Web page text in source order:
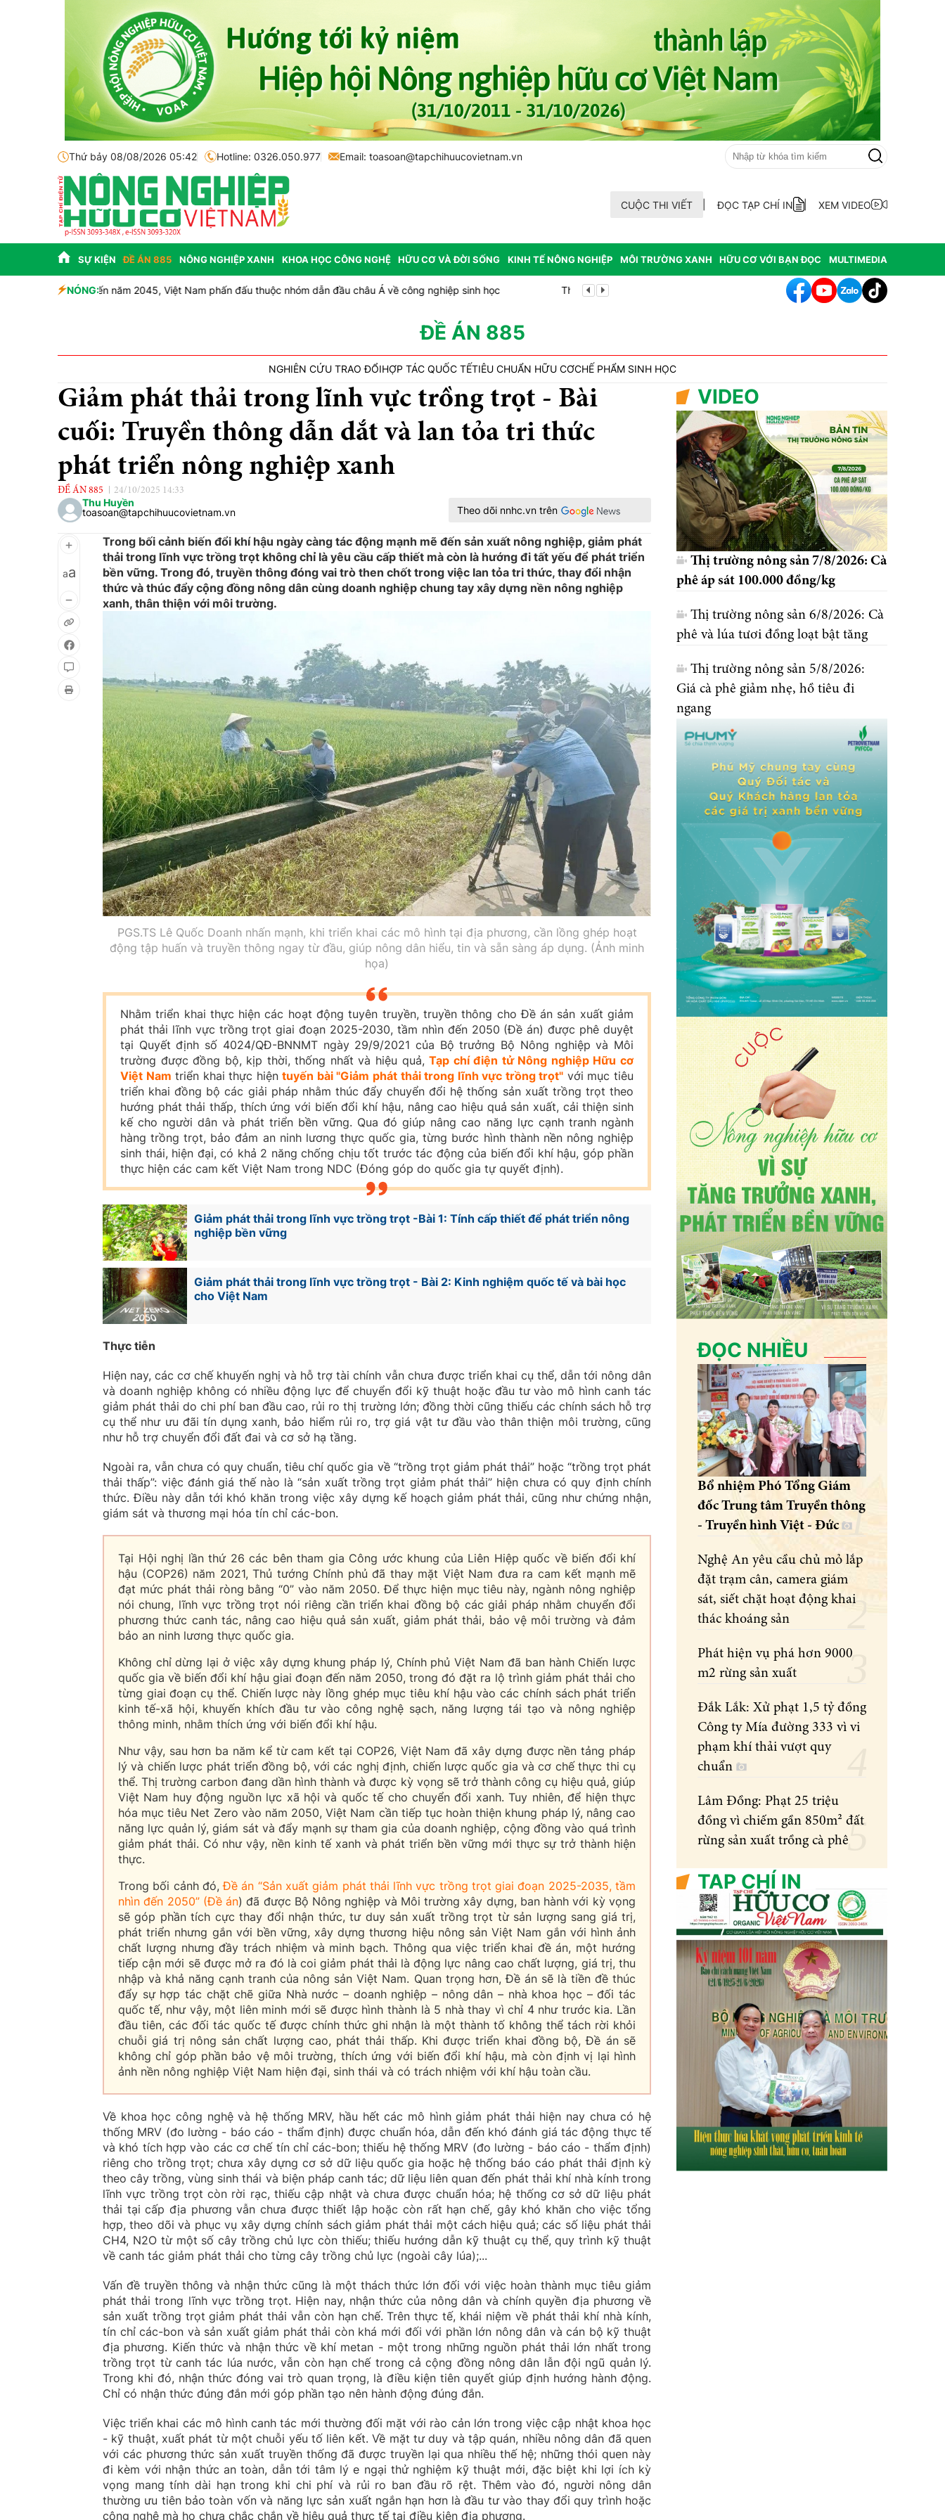
Thứ bảy 08/08/2026 05:42 Hotline: 0326.050.977 Email: toasoan@tapchihuucovietnam.vn
CUỘC THI VIẾT ĐỌC TẠP CHÍ IN XEM VIDEO
SỰ KIỆN ĐỀ ÁN 885 NÔNG NGHIỆP XANH KHOA HỌC CÔNG NGHỆ HỮU CƠ VÀ ĐỜI SỐNG KINH TẾ NÔNG NGHIỆP MÔI TRƯỜNG XANH HỮU CƠ VỚI BẠN ĐỌC MULTIMEDIA
NÓNG:Thông báo mất giấy tờ Lâm Đồng: Không hợp thức hóa diện tích đất vi phạm có nguồn gốc từ phá rừng
ĐỀ ÁN 885
NGHIÊN CỨU TRAO ĐỔIHỢP TÁC QUỐC TẾTIÊU CHUẨN HỮU CƠCHẾ PHẨM SINH HỌC
Giảm phát thải trong lĩnh vực trồng trọt - Bài
cuối: Truyền thông dẫn dắt và lan tỏa tri thức
phát triển nông nghiệp xanh
ĐỀ ÁN 885 24/10/2025 14:33
Thu Huyền
toasoan@tapchihuucovietnam.vn
Theo dõi nnhc.vn trên
aa
Trong bối cảnh biến đổi khí hậu ngày càng tác động mạnh mẽ đến sản xuất nông nghiệp, giảm phát
thải trong lĩnh vực trồng trọt không chỉ là yêu cầu cấp thiết mà còn là hướng đi tất yếu để phát triển
bền vững. Trong đó, truyền thông đóng vai trò then chốt trong việc lan tỏa tri thức, thay đổi nhận
thức và thúc đẩy cộng đồng nông dân cùng doanh nghiệp chung tay xây dựng nền nông nghiệp
xanh, thân thiện với môi trường.
PGS.TS Lê Quốc Doanh nhấn mạnh, khi triển khai các mô hình tại địa phương, cần lồng ghép hoạt
động tập huấn và truyền thông ngay từ đầu, giúp nông dân hiểu, tin và sẵn sàng áp dụng. (Ảnh minh
họa)
Nhằm triển khai thực hiện các hoạt động tuyên truyền, truyền thông cho Đề án sản xuất giảm
phát thải lĩnh vực trồng trọt giai đoạn 2025-2030, tầm nhìn đến 2050 (Đề án) được phê duyệt
tại Quyết định số 4024/QĐ-BNNMT ngày 29/9/2021 của Bộ trưởng Bộ Nông nghiệp và Môi
trường được đồng bộ, kịp thời, thống nhất và hiệu quả,Tạp chí điện tử Nông nghiệp Hữu cơ
Việt Nam triển khai thực hiệntuyến bài "Giảm phát thải trong lĩnh vực trồng trọt" với mục tiêu
triển khai đồng bộ các giải pháp nhằm thúc đẩy chuyển đổi hệ thống sản xuất trồng trọt theo
hướng phát thải thấp, thích ứng với biến đổi khí hậu, nâng cao hiệu quả sản xuất, cải thiện sinh
kế cho người dân và phát triển bền vững. Qua đó giúp nâng cao năng lực cạnh tranh ngành
hàng trồng trọt, bảo đảm an ninh lương thực quốc gia, từng bước hình thành nền nông nghiệp
sinh thái, hiện đại, có khả 2 năng chống chịu tốt trước tác động của biến đổi khí hậu, góp phần
thực hiện các cam kết Việt Nam trong NDC (Đóng góp do quốc gia tự quyết định).
Giảm phát thải trong lĩnh vực trồng trọt -Bài 1: Tính cấp thiết để phát triển nông
nghiệp bền vững
Giảm phát thải trong lĩnh vực trồng trọt - Bài 2: Kinh nghiệm quốc tế và bài học
cho Việt Nam
Thực tiễn
Hiện nay, các cơ chế khuyến nghị và hỗ trợ tài chính vẫn chưa được triển khai cụ thể, dẫn tới nông dân
và doanh nghiệp không có nhiều động lực để chuyển đổi kỹ thuật hoặc đầu tư vào mô hình canh tác
giảm phát thải do chi phí ban đầu cao, rủi ro thị trường lớn; đồng thời cũng thiếu các chính sách hỗ trợ
cụ thể như ưu đãi tín dụng xanh, bảo hiểm rủi ro, trợ giá vật tư đầu vào thân thiện môi trường, cũng
như hỗ trợ chuyển đổi đất đai và cơ sở hạ tầng.
Ngoài ra, vẫn chưa có quy chuẩn, tiêu chí quốc gia về “trồng trọt giảm phát thải” hoặc “trồng trọt phát
thải thấp”: việc đánh giá thế nào là “sản xuất trồng trọt giảm phát thải” hiện chưa có quy định chính
thức. Điều này dẫn tới khó khăn trong việc xây dựng kế hoạch giảm phát thải, cũng như chứng nhận,
giám sát và thương mại hóa tín chỉ các-bon.
Tại Hội nghị lần thứ 26 các bên tham gia Công ước khung của Liên Hiệp quốc về biến đổi khí
hậu (COP26) năm 2021, Thủ tướng Chính phủ đã thay mặt Việt Nam đưa ra cam kết mạnh mẽ
đạt mức phát thải ròng bằng “0” vào năm 2050. Để thực hiện mục tiêu này, ngành nông nghiệp
nói chung, lĩnh vực trồng trọt nói riêng cần triển khai đồng bộ các giải pháp nhằm chuyển đổi
phương thức canh tác, nâng cao hiệu quả sản xuất, giảm phát thải, bảo vệ môi trường và đảm
bảo an ninh lương thực quốc gia.
Không chỉ dừng lại ở việc xây dựng khung pháp lý, Chính phủ Việt Nam đã ban hành Chiến lược
quốc gia về biến đổi khí hậu giai đoạn đến năm 2050, trong đó đặt ra lộ trình giảm phát thải cho
từng giai đoạn cụ thể. Chiến lược này lồng ghép mục tiêu khí hậu vào các chính sách phát triển
kinh tế-xã hội, khuyến khích đầu tư vào công nghệ sạch, năng lượng tái tạo và nông nghiệp
thông minh, nhằm thích ứng với biến đổi khí hậu.
Như vậy, sau hơn ba năm kể từ cam kết tại COP26, Việt Nam đã xây dựng được nền tảng pháp
lý và chiến lược phát triển đồng bộ, với các nghị định, chiến lược quốc gia và cơ chế thực thi cụ
thể. Thị trường carbon đang dần hình thành và được kỳ vọng sẽ trở thành công cụ hiệu quả, giúp
Việt Nam huy động nguồn lực xã hội và quốc tế cho chuyển đổi xanh. Tuy nhiên, để hiện thực
hóa mục tiêu Net Zero vào năm 2050, Việt Nam cần tiếp tục hoàn thiện khung pháp lý, nâng cao
năng lực quản lý, giám sát và đẩy mạnh sự tham gia của doanh nghiệp, cộng đồng vào quá trình
giảm phát thải. Có như vậy, nền kinh tế xanh và phát triển bền vững mới thực sự trở thành hiện
thực.
Trong bối cảnh đó,Đề án “Sản xuất giảm phát thải lĩnh vực trồng trọt giai đoạn 2025-2035, tầm
nhìn đến 2050” (Đề án) đã được Bộ Nông nghiệp và Môi trường xây dựng, ban hành với kỳ vọng
sẽ góp phần tích cực thay đổi nhận thức, tư duy sản xuất trồng trọt từ sản lượng sang giá trị,
phát triển nhưng gắn với bền vững, xây dựng thương hiệu nông sản Việt Nam gắn với hình ảnh
chất lượng nhưng đầy trách nhiệm và minh bạch. Thông qua việc triển khai đề án, một hướng
tiếp cận mới sẽ được mở ra đó là coi giảm phát thải là động lực nâng cao chất lượng, giá trị, thu
nhập và khả năng cạnh tranh của nông sản Việt Nam. Quan trọng hơn, Đề án sẽ là tiền đề thúc
đẩy sự hợp tác chặt chẽ giữa Nhà nước – doanh nghiệp – nông dân – nhà khoa học – đối tác
quốc tế, như vậy, một liên minh mới sẽ được hình thành là 5 nhà thay vì chỉ 4 như trước kia. Lần
đầu tiên, các đối tác quốc tế được chính thức ghi nhận là một thành tố không thể tách rời khỏi
chuỗi giá trị nông sản chất lượng cao, phát thải thấp. Khi được triển khai đồng bộ, Đề án sẽ
không chỉ góp phần bảo vệ môi trường, thích ứng với biến đổi khí hậu, mà còn định vị lại hình
ảnh nền nông nghiệp Việt Nam hiện đại, sinh thái và có trách nhiệm với khí hậu toàn cầu.
Về khoa học công nghệ và hệ thống MRV, hầu hết các mô hình giảm phát thải hiện nay chưa có hệ
thống MRV (đo lường - báo cáo - thẩm định) được chuẩn hóa, dẫn đến khó đánh giá tác động thực tế
và khó tích hợp vào các cơ chế tín chỉ các-bon; thiếu hệ thống MRV (đo lường - báo cáo - thẩm định)
riêng cho trồng trọt; chưa xây dựng cơ sở dữ liệu quốc gia hoặc hệ thống báo cáo phát thải định kỳ
theo cây trồng, vùng sinh thái và biện pháp canh tác; dữ liệu liên quan đến phát thải khí nhà kính trong
lĩnh vực trồng trọt còn rời rạc, thiếu cập nhật và chưa được chuẩn hóa; hệ thống cơ sở dữ liệu phát
thải tại cấp địa phương vẫn chưa được thiết lập hoặc còn rất hạn chế, gây khó khăn cho việc tổng
hợp, theo dõi và phục vụ xây dựng chính sách giảm phát thải một cách hiệu quả; các số liệu phát thải
CH4, N2O từ một số cây trồng chủ lực còn thiếu; thiếu hướng dẫn kỹ thuật cụ thể, quy trình kỹ thuật
về canh tác giảm phát thải cho từng cây trồng chủ lực (ngoài cây lúa);...
Vấn đề truyền thông và nhận thức cũng là một thách thức lớn đối với việc hoàn thành mục tiêu giảm
phát thải trong lĩnh vực trồng trọt. Hiện nay, nhận thức của nông dân và chính quyền địa phương về
sản xuất trồng trọt giảm phát thải vẫn còn hạn chế. Trên thực tế, khái niệm về phát thải khí nhà kính,
tín chỉ các-bon và sản xuất giảm phát thải còn khá mới đối với phần lớn nông dân và cán bộ kỹ thuật
địa phương. Kiến thức và nhận thức về khí metan - một trong những nguồn phát thải lớn nhất trong
trồng trọt từ canh tác lúa nước, vẫn còn hạn chế trong cả cộng đồng nông dân lẫn đội ngũ quản lý.
Trong khi đó, nhận thức đóng vai trò quan trọng, là điều kiện tiên quyết giúp định hướng hành động.
Chỉ có nhận thức đúng đắn mới góp phần tạo nên hành động đúng đắn.
Việc triển khai các mô hình canh tác mới thường đối mặt với rào cản lớn trong việc cập nhật khoa học
- kỹ thuật, xuất phát từ một chuỗi yếu tố liên kết. Về mặt tư duy và tập quán, nhiều nông dân đã quen
với các phương thức sản xuất truyền thống đã được truyền lại qua nhiều thế hệ; những thói quen này
đi kèm với nhận thức an toàn, dẫn tới tâm lý e ngại thử nghiệm kỹ thuật mới, đặc biệt khi lợi ích kỳ
vọng mang tính dài hạn trong khi chi phí và rủi ro ban đầu rõ rệt. Thêm vào đó, người nông dân
thường ưu tiên bảo toàn vốn và năng lực sản xuất ngắn hạn hơn là đầu tư vào thay đổi quy trình hoặc
công nghệ mà họ chưa chắc chắn về hiệu quả thực tế tại điều kiện địa phương.
VIDEO
Thị trường nông sản 7/8/2026: Cà
phê áp sát 100.000 đồng/kg
Thị trường nông sản 6/8/2026: Cà
phê và lúa tươi đồng loạt bật tăng
Thị trường nông sản 5/8/2026:
Giá cà phê giảm nhẹ, hồ tiêu đi
ngang
ĐỌC NHIỀU
Bổ nhiệm Phó Tổng Giám
đốc Trung tâm Truyền thông
- Truyền hình Việt - Đức
Nghệ An yêu cầu chủ mỏ lắp
đặt trạm cân, camera giám
sát, siết chặt hoạt động khai
thác khoáng sản
Phát hiện vụ phá hơn 9000
m2 rừng sản xuất
Đắk Lắk: Xử phạt 1,5 tỷ đồng
Công ty Mía đường 333 vì vi
phạm khí thải vượt quy
chuẩn
Lâm Đồng: Phạt 25 triệu
đồng vì chiếm gần 850m² đất
rừng sản xuất trồng cà phê
TẠP CHÍ IN